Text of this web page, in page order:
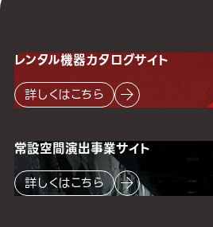
レンタル機器カタログサイト
詳しくはこちら
常設空間演出事業サイト
詳しくはこちら